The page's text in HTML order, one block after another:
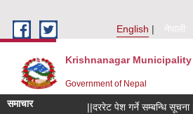
English
नेपाली
Krishnanagar Municipality
Government of Nepal
समाचार ||दररेट पेश गर्ने सम्बन्धि सूचना |